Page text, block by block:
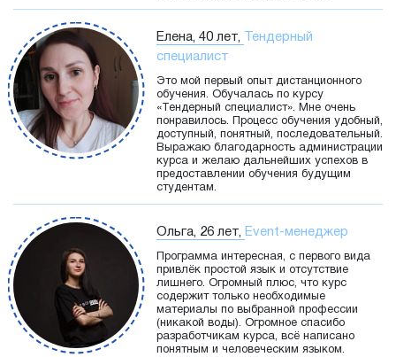
Елена, 40 лет,
Тендерный
специалист
Это мой первый опыт дистанционного
обучения. Обучалась по курсу
«Тендерный специалист». Мне очень
понравилось. Процесс обучения удобный,
доступный, понятный, последовательный.
Выражаю благодарность администрации
курса и желаю дальнейших успехов в
предоставлении обучения будущим
студентам.
Ольга, 26 лет, Event-менеджер
Программа интересная, с первого вида
привлёк простой язык и отсутствие
лишнего. Огромный плюс, что курс
содержит только необходимые
материалы по выбранной профессии
(никакой воды). Огромное спасибо
разработчикам курса, всё написано
понятным и человеческим языком.